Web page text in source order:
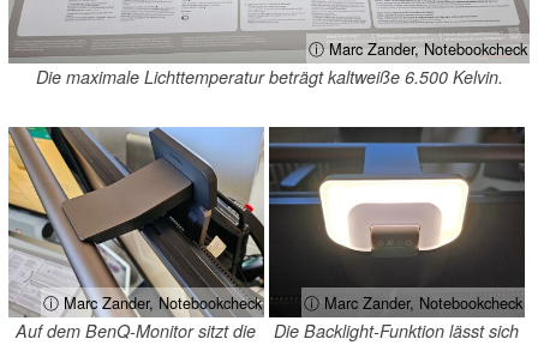
ⓘ Marc Zander, Notebookcheck
Die maximale Lichttemperatur beträgt kaltweiße 6.500 Kelvin.
ⓘ Marc Zander, Notebookcheck
Auf dem BenQ-Monitor sitzt die
ⓘ Marc Zander, Notebookcheck
Die Backlight-Funktion lässt sich